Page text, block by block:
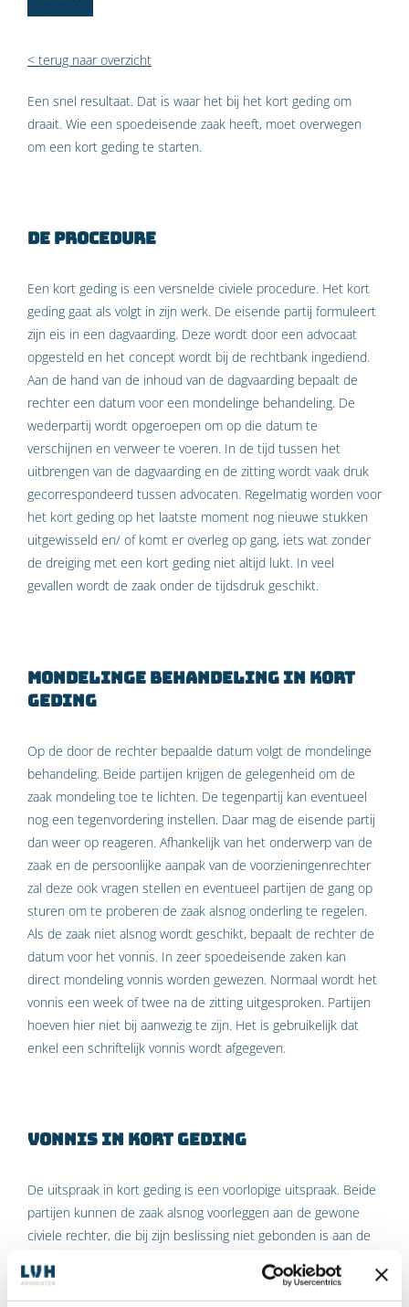
< terug naar overzicht
Een snel resultaat. Dat is waar het bij het kort geding om
draait. Wie een spoedeisende zaak heeft, moet overwegen
om een kort geding te starten.
De procedure
Een kort geding is een versnelde civiele procedure. Het kort
geding gaat als volgt in zijn werk. De eisende partij formuleert
zijn eis in een dagvaarding. Deze wordt door een advocaat
opgesteld en het concept wordt bij de rechtbank ingediend.
Aan de hand van de inhoud van de dagvaarding bepaalt de
rechter een datum voor een mondelinge behandeling. De
wederpartij wordt opgeroepen om op die datum te
verschijnen en verweer te voeren. In de tijd tussen het
uitbrengen van de dagvaarding en de zitting wordt vaak druk
gecorrespondeerd tussen advocaten. Regelmatig worden voor
het kort geding op het laatste moment nog nieuwe stukken
uitgewisseld en/ of komt er overleg op gang, iets wat zonder
de dreiging met een kort geding niet altijd lukt. In veel
gevallen wordt de zaak onder de tijdsdruk geschikt.
Mondelinge behandeling in kort
geding
Op de door de rechter bepaalde datum volgt de mondelinge
behandeling. Beide partijen krijgen de gelegenheid om de
zaak mondeling toe te lichten. De tegenpartij kan eventueel
nog een tegenvordering instellen. Daar mag de eisende partij
dan weer op reageren. Afhankelijk van het onderwerp van de
zaak en de persoonlijke aanpak van de voorzieningenrechter
zal deze ook vragen stellen en eventueel partijen de gang op
sturen om te proberen de zaak alsnog onderling te regelen.
Als de zaak niet alsnog wordt geschikt, bepaalt de rechter de
datum voor het vonnis. In zeer spoedeisende zaken kan
direct mondeling vonnis worden gewezen. Normaal wordt het
vonnis een week of twee na de zitting uitgesproken. Partijen
hoeven hier niet bij aanwezig te zijn. Het is gebruikelijk dat
enkel een schriftelijk vonnis wordt afgegeven.
Vonnis in kort geding
De uitspraak in kort geding is een voorlopige uitspraak. Beide
partijen kunnen de zaak alsnog voorleggen aan de gewone
civiele rechter, die bij zijn beslissing niet gebonden is aan de
kort geding. De partijen leggen zich neer bij de uitspraak van
de rechter. In dat geval is een uitspraak in kort geding dus